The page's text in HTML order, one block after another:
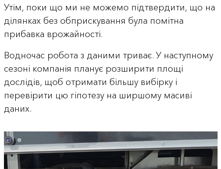
Утім, поки що ми не можемо підтвердити, що на
ділянках без обприскування була помітна
прибавка врожайності.
Водночас робота з даними триває. У наступному
сезоні компанія планує розширити площі
дослідів, щоб отримати більшу вибірку і
перевірити цю гіпотезу на ширшому масиві
даних.